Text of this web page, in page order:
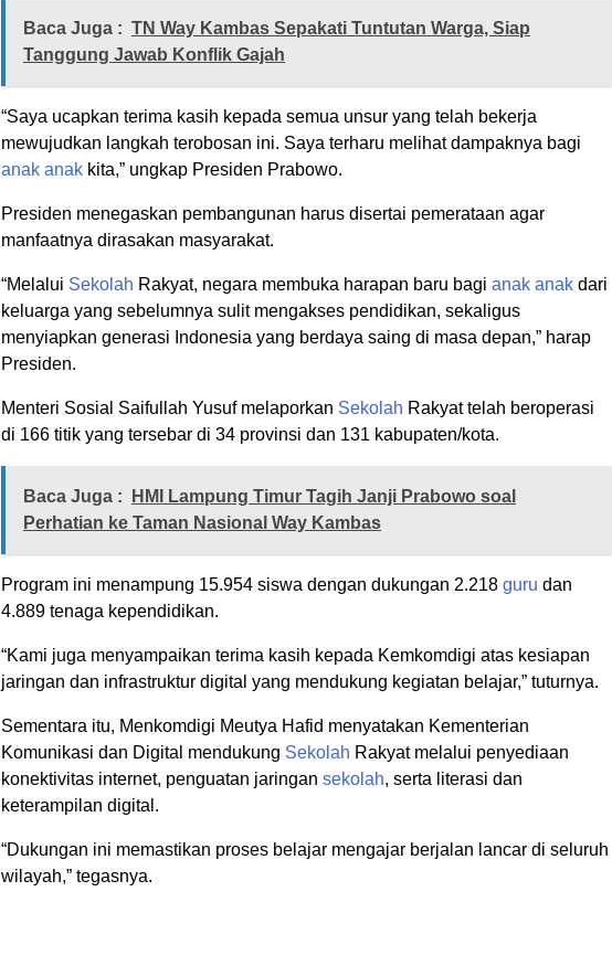
Baca Juga : TN Way Kambas Sepakati Tuntutan Warga, Siap
Tanggung Jawab Konflik Gajah
“Saya ucapkan terima kasih kepada semua unsur yang telah bekerja
mewujudkan langkah terobosan ini. Saya terharu melihat dampaknya bagi
anak anak kita,” ungkap Presiden Prabowo.
Presiden menegaskan pembangunan harus disertai pemerataan agar
manfaatnya dirasakan masyarakat.
“Melalui Sekolah Rakyat, negara membuka harapan baru bagi anak anak dari
keluarga yang sebelumnya sulit mengakses pendidikan, sekaligus
menyiapkan generasi Indonesia yang berdaya saing di masa depan,” harap
Presiden.
Menteri Sosial Saifullah Yusuf melaporkan Sekolah Rakyat telah beroperasi
di 166 titik yang tersebar di 34 provinsi dan 131 kabupaten/kota.
Baca Juga :
HMI Lampung Timur Tagih Janji Prabowo soal
Perhatian ke Taman Nasional Way Kambas
Program ini menampung 15.954 siswa dengan dukungan 2.218 guru dan
4.889 tenaga kependidikan.
“Kami juga menyampaikan terima kasih kepada Kemkomdigi atas kesiapan
jaringan dan infrastruktur digital yang mendukung kegiatan belajar,” tuturnya.
Sementara itu, Menkomdigi Meutya Hafid menyatakan Kementerian
Komunikasi dan Digital mendukung Sekolah Rakyat melalui penyediaan
konektivitas internet, penguatan jaringan sekolah, serta literasi dan
keterampilan digital.
“Dukungan ini memastikan proses belajar mengajar berjalan lancar di seluruh
wilayah,” tegasnya.